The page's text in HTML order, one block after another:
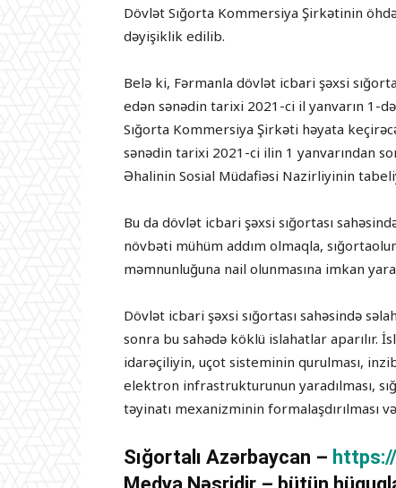
Dövlət Sığorta Kommersiya Şirkətinin
dəyişiklik edilib.
Belə ki, Fərmanla dövlət icbari şəxsi
edən sənədin tarixi 2021-ci il yanvarın 1-
Sığorta Kommersiya Şirkəti həyata
sənədin tarixi 2021-ci ilin 1 yanvarından
Əhalinin Sosial Müdafiəsi Nazirliyinin
Bu da dövlət icbari şəxsi sığortası
növbəti mühüm addım olmaqla,
məmnunluğuna nail olunmasına imkan
Dövlət icbari şəxsi sığortası sahəsində
sonra bu sahədə köklü islahatlar aparılır.
idarəçiliyin, uçot sisteminin qurulması,
elektron infrastrukturunun yaradılması,
təyinatı mexanizminin formalaşdırılması
Sığortalı Azərbaycan –